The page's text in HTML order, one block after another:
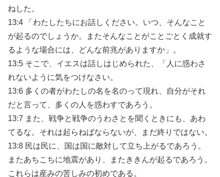
ねした。
13:4 「わたしたちにお話しください。いつ、そんなこと
が起るのでしょうか。またそんなことがことごとく成就す
るような場合には、どんな前兆がありますか」。
13:5 そこで、イエスは話しはじめられた、「人に惑わさ
れないように気をつけなさい。
13:6 多くの者がわたしの名を名のって現れ、自分がそれ
だと言って、多くの人を惑わすであろう。
13:7 また、戦争と戦争のうわさとを聞くときにも、あわ
てるな。それは起らねばならないが、まだ終りではない。
13:8 民は民に、国は国に敵対して立ち上がるであろう。
またあちこちに地震があり、またききんが起るであろう。
これらは産みの苦しみの初めである。